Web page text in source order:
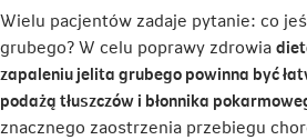
Wielu pacjentów zadaje pytanie: co
grubego? W celu poprawy zdrowia
zapaleniu jelita grubego powinna być
podażą tłuszczów i błonnika
znacznego zaostrzenia przebiegu